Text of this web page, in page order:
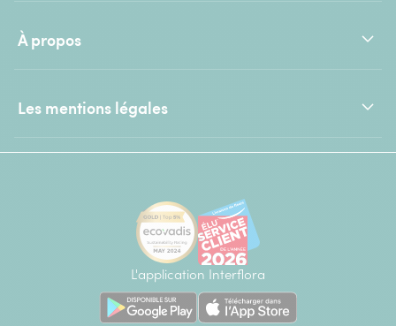
À propos
Les mentions légales
L'application Interflora